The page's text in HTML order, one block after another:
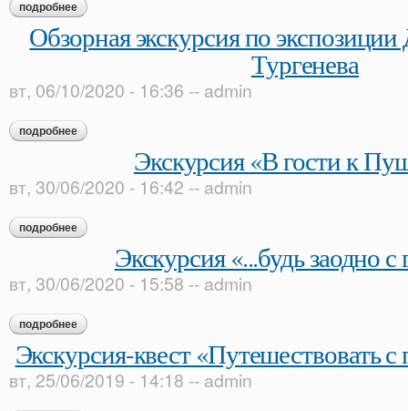
подробнее о обзорная экскурсия по «дому-музею в. л. пушкина на
Обзорная экскурсия по
Тургенева
вт, 06/10/2020 - 16:36 -- admin
подробнее о обзорная экскурсия по экспозиции дома-музея и. с.
Экскурсия «В гости к
вт, 30/06/2020 - 16:42 -- admin
подробнее о экскурсия «в гости к пушкину»
Экскурсия «...будь заодно
вт, 30/06/2020 - 15:58 -- admin
подробнее о экскурсия «...будь заодно с гением!»
Экскурсия-квест «Путешествовать с
вт, 25/06/2019 - 14:18 -- admin